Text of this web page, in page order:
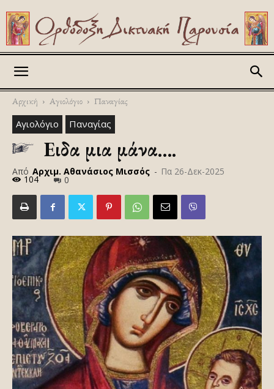
Αρχική Αγιολόγιο Παναγίας
Αγιολόγιο Παναγίας
Ειδα μια μάνα….
Από Αρχιμ. Αθανάσιος Μισσός - Πα 26-Δεκ-2025
104 0